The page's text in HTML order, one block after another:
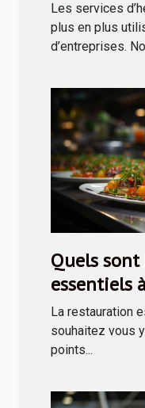
Les services
plus en plus
d’entreprises.
Quels sont
essentiels
La restauration
souhaitez vous
points...